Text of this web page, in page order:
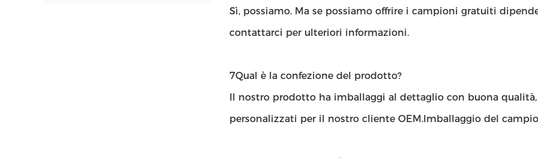
Sì, possiamo. Ma se possiamo offrire i campioni gratuiti
contattarci per ulteriori informazioni.
7Qual è la confezione del prodotto?
Il nostro prodotto ha imballaggi al dettaglio con buona
personalizzati per il nostro cliente OEM.Imballaggio del